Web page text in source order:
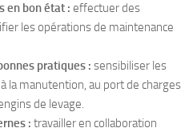
en bon état : effectuer des
les opérations de maintenance
pratiques : sensibiliser les
la manutention, au port de charges
de levage.
: travailler en collaboration